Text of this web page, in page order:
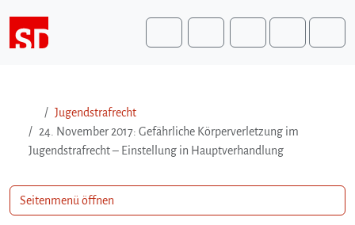
Search
Jugendstrafrecht
24. November 2017: Gefährliche Körperverletzung im
Jugendstrafrecht – Einstellung in Hauptverhandlung
Seitenmenü öffnen